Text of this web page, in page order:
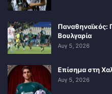
Παναθηναϊκός:
Βουλγαρία
Αυγ 5, 2026
Επίσημα στη
Αυγ 5, 2026